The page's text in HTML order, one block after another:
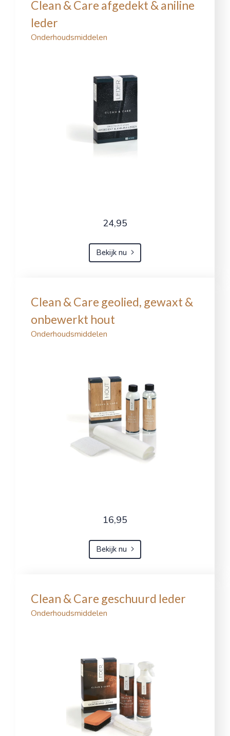
Clean & Care afgedekt & aniline
leder
Onderhoudsmiddelen
24,95
Bekijk nu
Clean & Care geolied, gewaxt &
onbewerkt hout
Onderhoudsmiddelen
16,95
Bekijk nu
Clean & Care geschuurd leder
Onderhoudsmiddelen